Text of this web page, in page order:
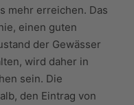
mehr erreichen. Das
einen guten
der Gewässer
wird daher in
sein. Die
den Eintrag von